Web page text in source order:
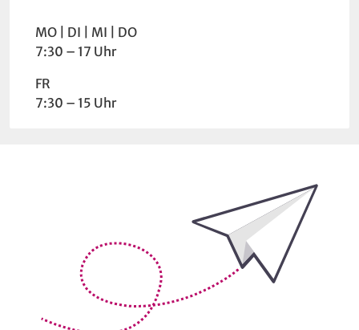
Wochentag Uhrzeit
MO DI MI
DO
7:30 – 17 Uhr
FR
7:30 – 15 Uhr